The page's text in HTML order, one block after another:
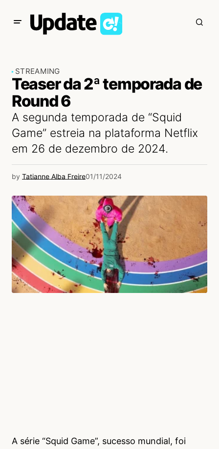
STREAMING
Teaser da 2ª temporada de
Round 6
A segunda temporada de “Squid
Game” estreia na plataforma Netflix
em 26 de dezembro de 2024.
by Tatianne Alba Freire01/11/2024
A série “Squid Game”, sucesso mundial, foi